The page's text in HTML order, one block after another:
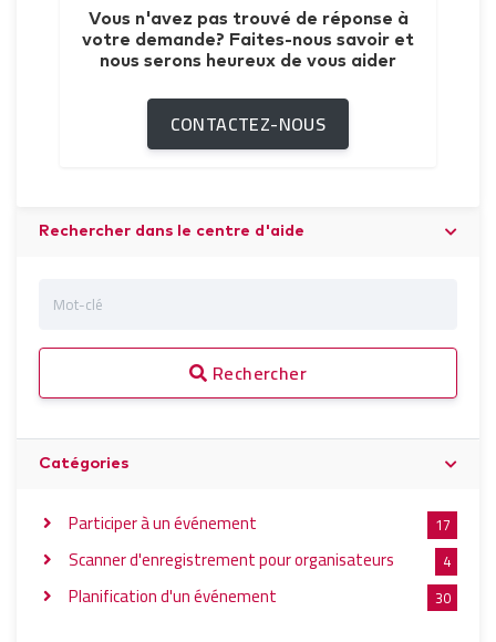
Rechercher dans le centre d'aide
Rechercher
Catégories
Participer à un événement 17
Scanner d'enregistrement pour organisateurs 4
Planification d'un événement 30
Vous n'avez pas trouvé de réponse à
votre demande? Faites-nous savoir et
nous serons heureux de vous aider
CONTACTEZ-NOUS